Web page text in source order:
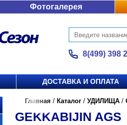
Фотогалерея
8(499) 398
ДОСТАВКА И ОПЛАТА
Главная / Каталог / УДИЛИЩА /
GEKKABIJIN AGS